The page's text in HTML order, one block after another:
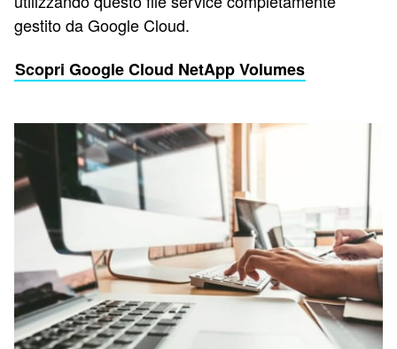
gestito da Google Cloud.
Scopri Google Cloud NetApp Volumes